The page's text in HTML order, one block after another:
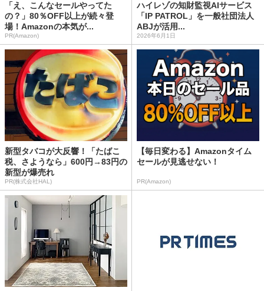
「え、こんなセールやってた
の？」80％OFF以上が続々登
場！Amazonの本気が...
PR(Amazon)
ハイレゾの知財監視AIサービス
「IP PATROL」を一般社団法人
ABJが活用...
2026年6月1日
新型タバコが大反響！「たばこ
税、さようなら」600円→83円の
新型が爆売れ
PR(株式会社HAL)
【毎日変わる】Amazonタイム
セールが見逃せない！
PR(Amazon)